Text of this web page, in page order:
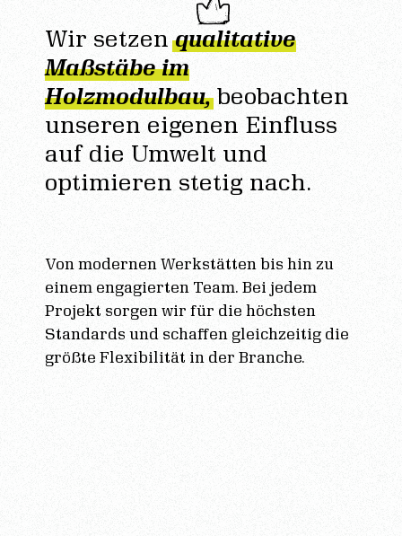
Wir setzenqualitative
Maßstäbe im
Holzmodulbau,beobachten
unseren eigenen Einfluss
auf die Umwelt und
optimieren stetig nach.
Von modernen Werkstätten bis hin zu
einem engagierten Team. Bei jedem
Projekt sorgen wir für die höchsten
Standards und schaffen gleichzeitig die
größte Flexibilität in der Branche.